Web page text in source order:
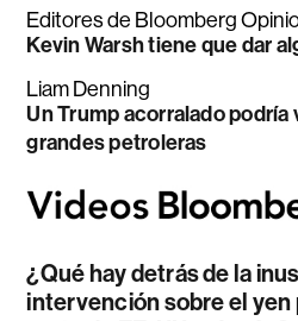
Editores de Bloomberg
Kevin Warsh tiene que dar
Liam Denning
Un Trump acorralado
grandes petroleras
¿Qué hay detrás de la
intervención sobre el yen